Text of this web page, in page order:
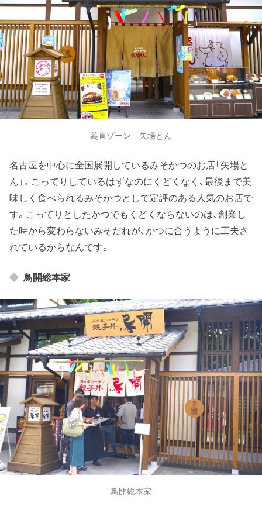
義直ゾーン 矢場とん
名古屋を中心に全国展開しているみそかつのお店「矢場と
ん」。こってりしているはずなのにくどくなく、最後まで美
味しく食べられるみそかつとして定評のある人気のお店で
す。こってりとしたかつでもくどくならないのは、創業し
た時から変わらないみそだれが、かつに合うように工夫さ
れているからなんです。
鳥開総本家
鳥開総本家